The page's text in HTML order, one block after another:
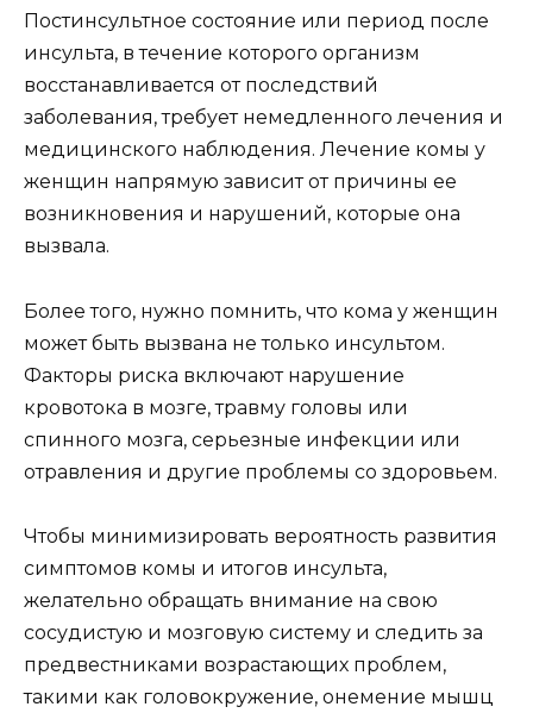
Постинсультное состояние или период после
инсульта, в течение которого организм
восстанавливается от последствий
заболевания, требует немедленного лечения и
медицинского наблюдения. Лечение комы у
женщин напрямую зависит от причины ее
возникновения и нарушений, которые она
вызвала.
Более того, нужно помнить, что кома у женщин
может быть вызвана не только инсультом.
Факторы риска включают нарушение
кровотока в мозге, травму головы или
спинного мозга, серьезные инфекции или
отравления и другие проблемы со здоровьем.
Чтобы минимизировать вероятность развития
симптомов комы и итогов инсульта,
желательно обращать внимание на свою
сосудистую и мозговую систему и следить за
предвестниками возрастающих проблем,
такими как головокружение, онемение мышц